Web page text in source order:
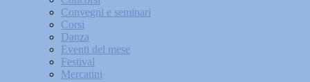
Convegni e seminari
Corsi
Danza
Eventi del mese
Festival
Mercatini